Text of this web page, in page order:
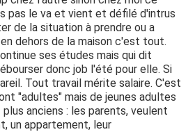
pas le va et vient et défilé d'intrus
de la situation à prendre ou a
dehors de la maison c'est tout.
ses études mais qui dit
donc job l'été pour elle. Si
Tout travail mérite salaire. C'est
"adultes" mais de jeunes adultes
anciens : les parents, veulent
un appartement, leur